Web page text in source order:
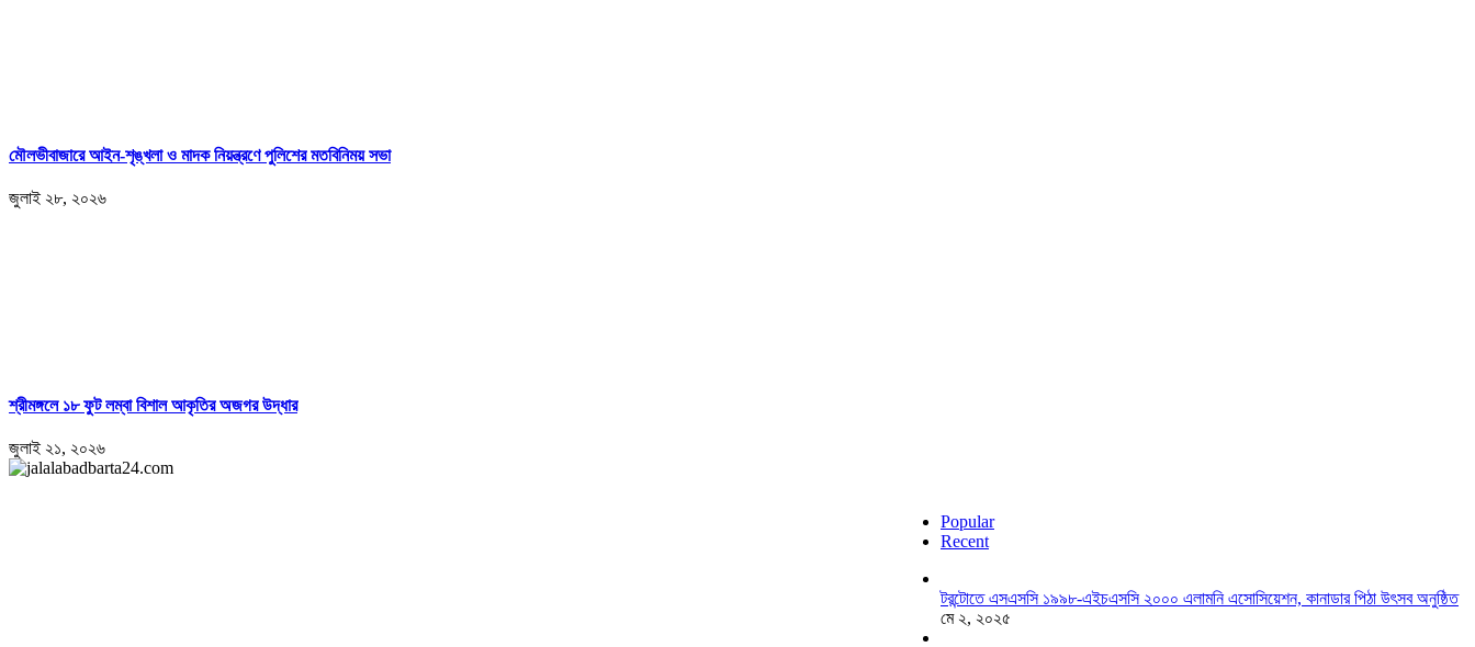
মৌলভীবাজারে আইন-শৃঙ্খলা ও মাদক নিয়ন্ত্রণে পুলিশের মতবিনিময় সভা
জুলাই ২৮, ২০২৬
শ্রীমঙ্গলে ১৮ ফুট লম্বা বিশাল আকৃতির অজগর উদ্ধার
জুলাই ২১, ২০২৬
Popular
Recent
টরন্টোতে এসএসসি ১৯৯৮-এইচএসসি ২০০০ এলামনি এসোসিয়েশন, কানাডার পিঠা উৎসব অনুষ্ঠিত
মে ২, ২০২৫